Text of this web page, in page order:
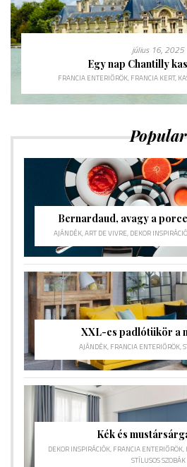
július 16, 2025
Egy nap Chantilly
FRANCIA ENTERIŐRÖK, FRANCIA KERT,
Popular
Bernardaud, avagy a
AJÁNDÉK,ART DE VIVRE, DEKOR
XXL-es padlótükör a
AJÁNDÉK, FRANCIA ENTERIŐRÖK,
Kék és
DEKOR INSPIRÁCIÓK, FRANCIA ENTERIŐRÖK,
STÍLUSOS SZOBÁK